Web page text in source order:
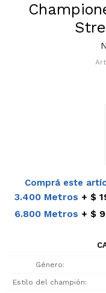
Comprá este
3.400 Metros $
6.800 Metros $
Género
Estilo del champión